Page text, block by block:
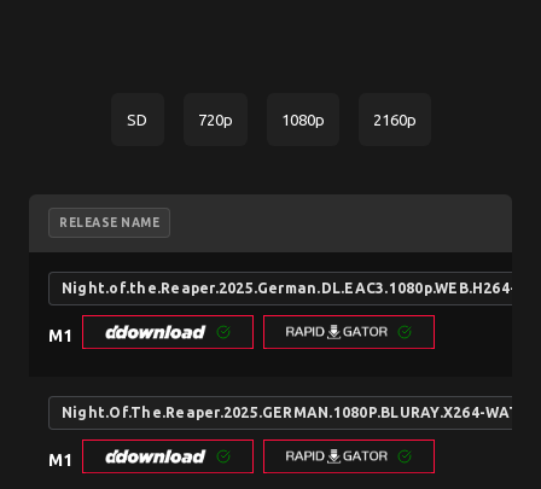
SD 720p 1080p 2160p
RELEASE NAME
Night.of.the.Reaper.2025.German.DL.EAC3.1080p.WEB.H264-
M1
Night.Of.The.Reaper.2025.GERMAN.1080P.BLURAY.X264-
M1